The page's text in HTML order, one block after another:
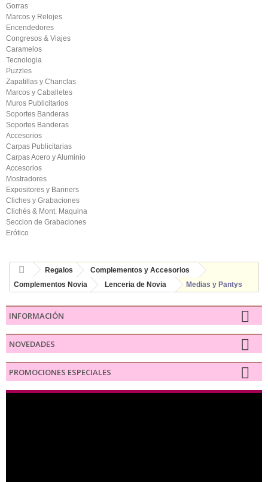
Gorras
Marcos y Relojes
Encendedores
Congresos & Viajes
Caramelos
Tecnologia
Puzzles
Zapatillas y Chanclas
Marcos y Caballetes
Muros Publicitarios
Soportes Banderas
Soportes Banderas
Accesorios
Carpas Publicitarias
Carpas Acero y Aluminio
Accesorios
Mostradores
Expositores y Banners
Cliches y Grabaciones
Clichés & Mont. Maquina
Seccion de Grabaciones
Erótico
Regalos
Complementos y Accesorios
Complementos Novia
Lenceria de Novia Medias y Pantys
INFORMACIÓN
NOVEDADES
PROMOCIONES ESPECIALES